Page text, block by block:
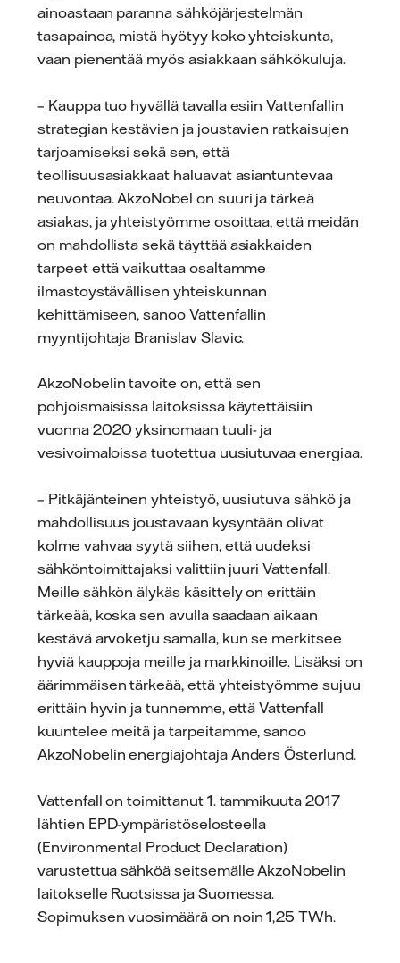
ainoastaan paranna sähköjärjestelmän
tasapainoa, mistä hyötyy koko yhteiskunta,
vaan pienentää myös asiakkaan sähkökuluja.
– Kauppa tuo hyvällä tavalla esiin Vattenfallin
strategian kestävien ja joustavien ratkaisujen
tarjoamiseksi sekä sen, että
teollisuusasiakkaat haluavat asiantuntevaa
neuvontaa. AkzoNobel on suuri ja tärkeä
asiakas, ja yhteistyömme osoittaa, että meidän
on mahdollista sekä täyttää asiakkaiden
tarpeet että vaikuttaa osaltamme
ilmastoystävällisen yhteiskunnan
kehittämiseen, sanoo Vattenfallin
myyntijohtaja Branislav Slavic.
AkzoNobelin tavoite on, että sen
pohjoismaisissa laitoksissa käytettäisiin
vuonna 2020 yksinomaan tuuli- ja
vesivoimaloissa tuotettua uusiutuvaa energiaa.
– Pitkäjänteinen yhteistyö, uusiutuva sähkö ja
mahdollisuus joustavaan kysyntään olivat
kolme vahvaa syytä siihen, että uudeksi
sähköntoimittajaksi valittiin juuri Vattenfall.
Meille sähkön älykäs käsittely on erittäin
tärkeää, koska sen avulla saadaan aikaan
kestävä arvoketju samalla, kun se merkitsee
hyviä kauppoja meille ja markkinoille. Lisäksi on
äärimmäisen tärkeää, että yhteistyömme sujuu
erittäin hyvin ja tunnemme, että Vattenfall
kuuntelee meitä ja tarpeitamme, sanoo
AkzoNobelin energiajohtaja Anders Österlund.
Vattenfall on toimittanut 1. tammikuuta 2017
lähtien EPD-ympäristöselosteella
(Environmental Product Declaration)
varustettua sähköä seitsemälle AkzoNobelin
laitokselle Ruotsissa ja Suomessa.
Sopimuksen vuosimäärä on noin 1,25 TWh.